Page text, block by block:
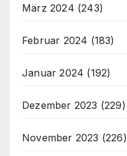
März 2024 (243)
Februar 2024 (183)
Januar 2024 (192)
Dezember 2023 (229)
November 2023 (226)